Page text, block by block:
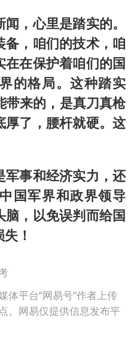
，心里是踏实的。
备，咱们的技术，咱
在保护着咱们的国
的格局。这种踏实
带来的，是真刀真枪
厚了，腰杆就硬。这
军事和经济实力，还
国军界和政界领导
，以免误判而给国
！
体平台“网易号”作者上传
。网易仅提供信息发布平